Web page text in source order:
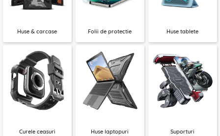
Huse & carcase Folii de protectie Huse tablete
Curele ceasuri Huse laptopuri Suporturi